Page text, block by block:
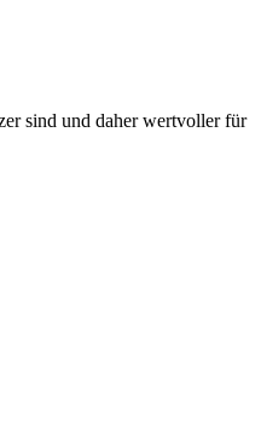
sind und daher wertvoller für